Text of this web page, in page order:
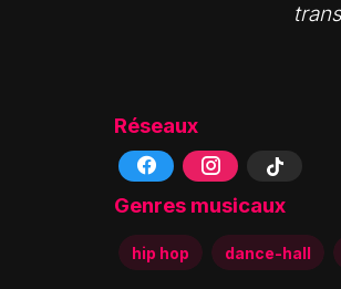
Réseaux
Genres musicaux
hip hop dance-hall